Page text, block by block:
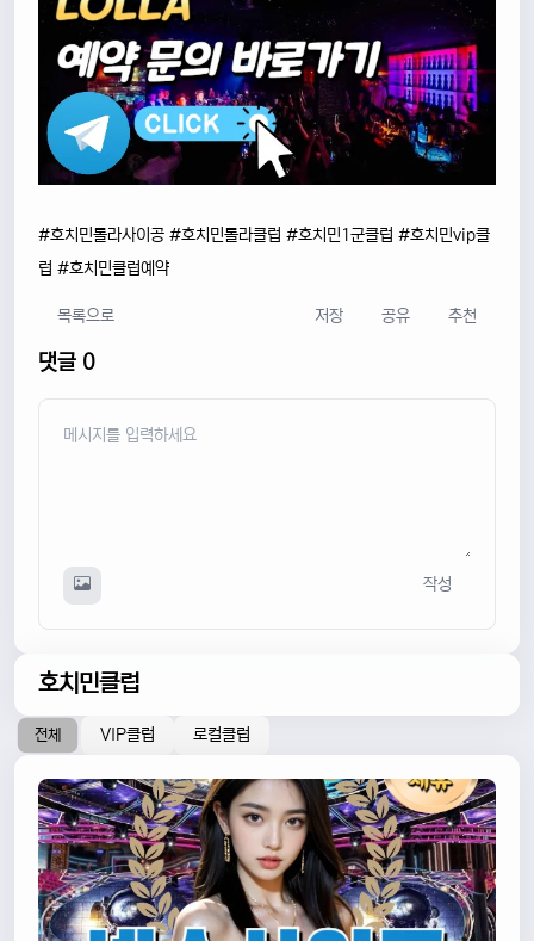
#호치민롤라사이공 #호치민롤라클럽 #호치민1군클럽 #호치민vip클
럽 #호치민클럽예약
목록으로 저장 공유 추천
댓글 0
작성
호치민클럽
전체 VIP클럽 로컬클럽